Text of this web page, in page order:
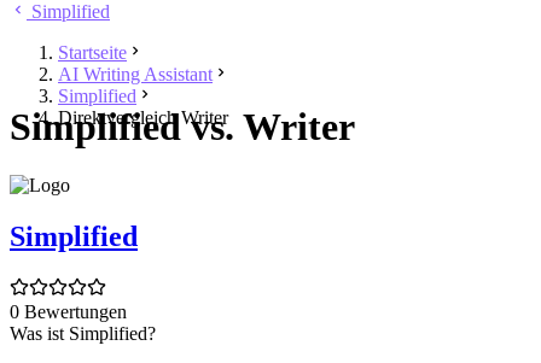
Simplified
Startseite
AI Writing Assistant
Simplified
Direktvergleich Writer
Simplified vs. Writer
Simplified
0 Bewertungen
Was ist Simplified?